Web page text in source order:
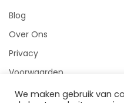
Blog
Over Ons
Privacy
Voorwaarden
We maken gebruik van